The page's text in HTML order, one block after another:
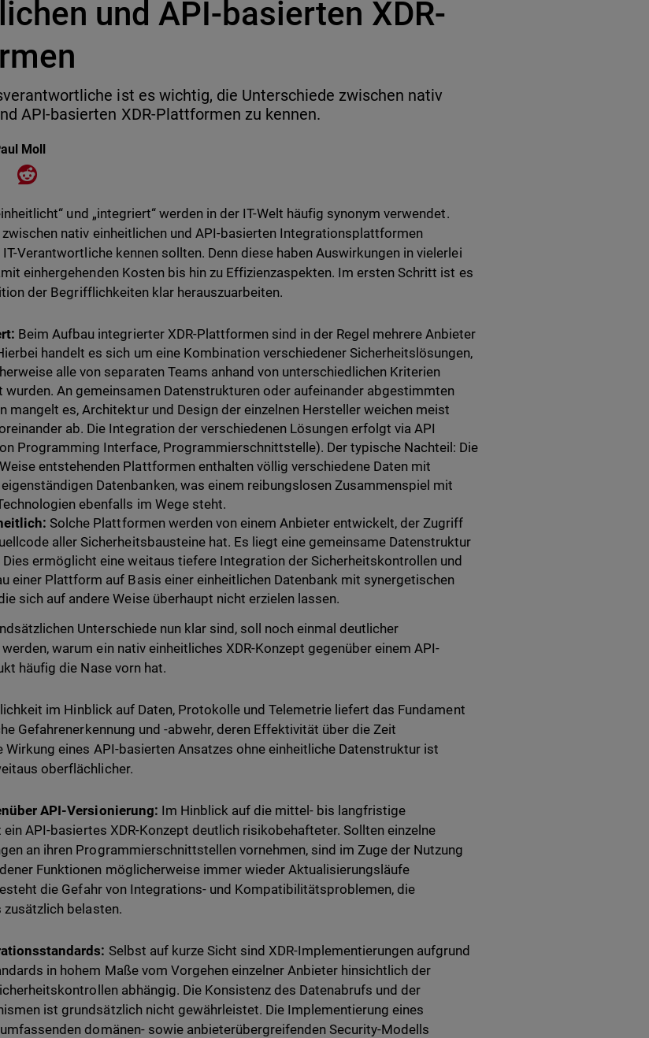
und API-basierten XDR-
ist es wichtig, die Unterschiede zwischen nativ
API-basierten XDR-Plattformen zu kennen.
Moll
Facebook
Share on XShare on Reddit
und „integriert“ werden in der IT-Welt häufig synonym verwendet.
nativ einheitlichen und API-basierten Integrationsplattformen
Verantwortliche kennen sollten. Denn diese haben Auswirkungen in vielerlei
einhergehenden Kosten bis hin zu Effizienzaspekten. Im ersten Schritt ist es
der Begrifflichkeiten klar herauszuarbeiten.
Beim Aufbau integrierter XDR-Plattformen sind in der Regel mehrere Anbieter
handelt es sich um eine Kombination verschiedener Sicherheitslösungen,
alle von separaten Teams anhand von unterschiedlichen Kriterien
wurden. An gemeinsamen Datenstrukturen oder aufeinander abgestimmten
mangelt es, Architektur und Design der einzelnen Hersteller weichen meist
ab. Die Integration der verschiedenen Lösungen erfolgt via API
Programming Interface, Programmierschnittstelle). Der typische Nachteil: Die
entstehenden Plattformen enthalten völlig verschiedene Daten mit
Datenbanken, was einem reibungslosen Zusammenspiel mit
ebenfalls im Wege steht.
Solche Plattformen werden von einem Anbieter entwickelt, der Zugriff
aller Sicherheitsbausteine hat. Es liegt eine gemeinsame Datenstruktur
Dies ermöglicht eine weitaus tiefere Integration der Sicherheitskontrollen und
einer Plattform auf Basis einer einheitlichen Datenbank mit synergetischen
sich auf andere Weise überhaupt nicht erzielen lassen.
Unterschiede nun klar sind, soll noch einmal deutlicher
warum ein nativ einheitliches XDR-Konzept gegenüber einem API-
häufig die Nase vorn hat.
im Hinblick auf Daten, Protokolle und Telemetrie liefert das Fundament
Gefahrenerkennung und -abwehr, deren Effektivität über die Zeit
Wirkung eines API-basierten Ansatzes ohne einheitliche Datenstruktur ist
oberflächlicher.
API-Versionierung: Im Hinblick auf die mittel- bis langfristige
API-basiertes XDR-Konzept deutlich risikobehafteter. Sollten einzelne
an ihren Programmierschnittstellen vornehmen, sind im Zuge der Nutzung
Funktionen möglicherweise immer wieder Aktualisierungsläufe
die Gefahr von Integrations- und Kompatibilitätsproblemen, die
belasten.
Selbst auf kurze Sicht sind XDR-Implementierungen aufgrund
in hohem Maße vom Vorgehen einzelner Anbieter hinsichtlich der
abhängig. Die Konsistenz des Datenabrufs und der
ist grundsätzlich nicht gewährleistet. Die Implementierung eines
domänen- sowie anbieterübergreifenden Security-Modells